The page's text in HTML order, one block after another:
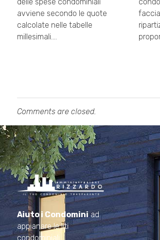
avviene secondo le quote
calcolate nelle tabelle
millesimali.…
Comments are closed.
Amministrazioni Rizzardo
Aiuto i Condominiad
appianare le liti
condominiali